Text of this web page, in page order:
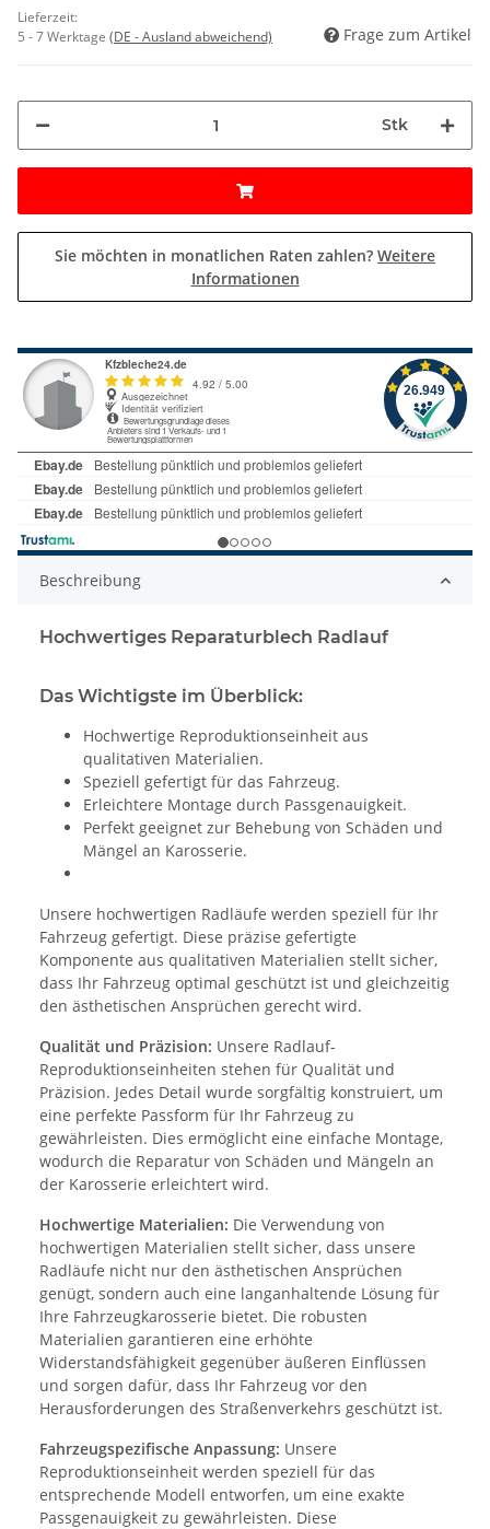
Lieferzeit:
5 - 7 Werktage (DE - Ausland abweichend) Frage zum Artikel
Stk
Sie möchten in monatlichen Raten zahlen? Weitere
Informationen
Beschreibung
Hochwertiges Reparaturblech Radlauf
Das Wichtigste im Überblick:
Hochwertige Reproduktionseinheit aus
qualitativen Materialien.
Speziell gefertigt für das Fahrzeug.
Erleichtere Montage durch Passgenauigkeit.
Perfekt geeignet zur Behebung von Schäden und
Mängel an Karosserie.
Unsere hochwertigen Radläufe werden speziell für Ihr
Fahrzeug gefertigt. Diese präzise gefertigte
Komponente aus qualitativen Materialien stellt sicher,
dass Ihr Fahrzeug optimal geschützt ist und gleichzeitig
den ästhetischen Ansprüchen gerecht wird.
Qualität und Präzision: Unsere Radlauf-
Reproduktionseinheiten stehen für Qualität und
Präzision. Jedes Detail wurde sorgfältig konstruiert, um
eine perfekte Passform für Ihr Fahrzeug zu
gewährleisten. Dies ermöglicht eine einfache Montage,
wodurch die Reparatur von Schäden und Mängeln an
der Karosserie erleichtert wird.
Hochwertige Materialien: Die Verwendung von
hochwertigen Materialien stellt sicher, dass unsere
Radläufe nicht nur den ästhetischen Ansprüchen
genügt, sondern auch eine langanhaltende Lösung für
Ihre Fahrzeugkarosserie bietet. Die robusten
Materialien garantieren eine erhöhte
Widerstandsfähigkeit gegenüber äußeren Einflüssen
und sorgen dafür, dass Ihr Fahrzeug vor den
Herausforderungen des Straßenverkehrs geschützt ist.
Fahrzeugspezifische Anpassung: Unsere
Reproduktionseinheit werden speziell für das
entsprechende Modell entworfen, um eine exakte
Passgenauigkeit zu gewährleisten. Diese